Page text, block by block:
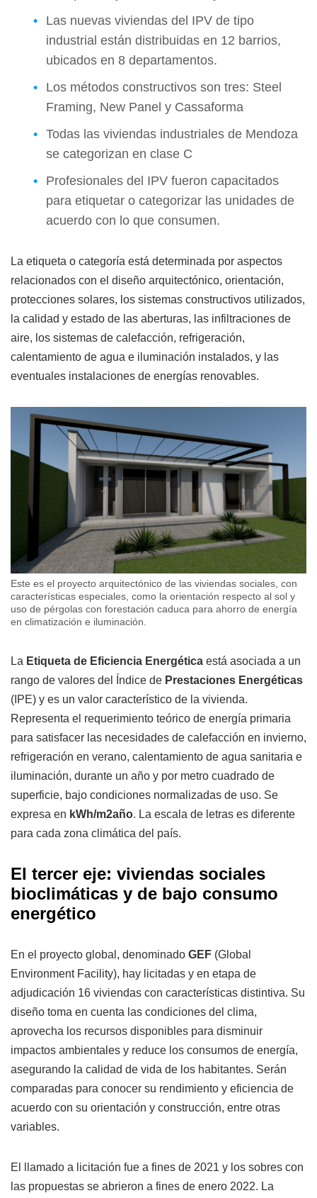
Las nuevas viviendas del IPV de tipo
industrial están distribuidas en 12 barrios,
ubicados en 8 departamentos.
Los métodos constructivos son tres: Steel
Framing, New Panel y Cassaforma
Todas las viviendas industriales de Mendoza
se categorizan en clase C
Profesionales del IPV fueron capacitados
para etiquetar o categorizar las unidades de
acuerdo con lo que consumen.
La etiqueta o categoría está determinada por aspectos
relacionados con el diseño arquitectónico, orientación,
protecciones solares, los sistemas constructivos utilizados,
la calidad y estado de las aberturas, las infiltraciones de
aire, los sistemas de calefacción, refrigeración,
calentamiento de agua e iluminación instalados, y las
eventuales instalaciones de energías renovables.
Este es el proyecto arquitectónico de las viviendas sociales, con
características especiales, como la orientación respecto al sol y
uso de pérgolas con forestación caduca para ahorro de energía
en climatización e iluminación.
La Etiqueta de Eficiencia Energética está asociada a un
rango de valores del Índice de Prestaciones Energéticas
(IPE) y es un valor característico de la vivienda.
Representa el requerimiento teórico de energía primaria
para satisfacer las necesidades de calefacción en invierno,
refrigeración en verano, calentamiento de agua sanitaria e
iluminación, durante un año y por metro cuadrado de
superficie, bajo condiciones normalizadas de uso. Se
expresa en kWh/m2año. La escala de letras es diferente
para cada zona climática del país.
El tercer eje: viviendas sociales
bioclimáticas y de bajo consumo
energético
En el proyecto global, denominado GEF (Global
Environment Facility), hay licitadas y en etapa de
adjudicación 16 viviendas con características distintiva. Su
diseño toma en cuenta las condiciones del clima,
aprovecha los recursos disponibles para disminuir
impactos ambientales y reduce los consumos de energía,
asegurando la calidad de vida de los habitantes. Serán
comparadas para conocer su rendimiento y eficiencia de
acuerdo con su orientación y construcción, entre otras
variables.
El llamado a licitación fue a fines de 2021 y los sobres con
las propuestas se abrieron a fines de enero 2022. La